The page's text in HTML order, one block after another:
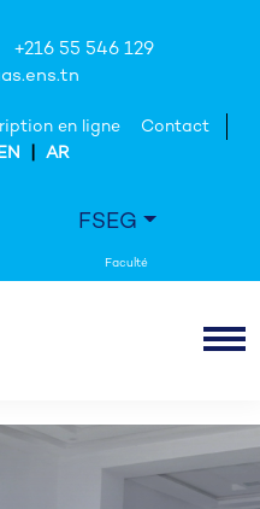
+216 55 546 129
en ligne
Contact
AR
FSEG